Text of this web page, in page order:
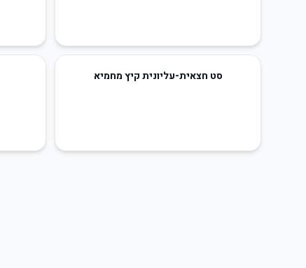
סט חצאית-עליונית קיץ מחמיא